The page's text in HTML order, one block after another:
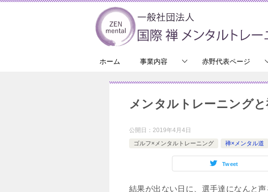
ホーム 事業内容 赤野代表ページ
メンタルトレーニング
公開日： 2019年4月4日
ゴルフ×メンタルトレーニング
禅×メンタル道
Tweet
結果が出ない日に、選手達になんと声